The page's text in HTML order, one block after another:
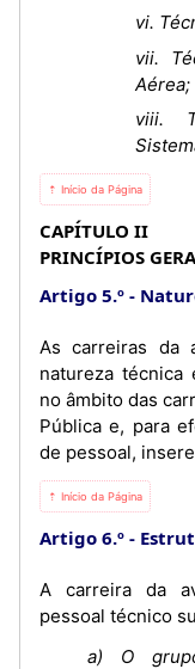
vi.
vii.
Aérea;
viii.
⇡ Início da Página
CAPÍTULO II
PRINCÍPIOS
Artigo 5.º
As carreiras da
natureza
no âmbito das
Pública e, para
de pessoal,
⇡ Início da Página
Artigo 6.º
A carreira da
pessoal técnico
a) O